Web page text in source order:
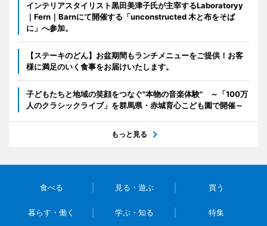
インテリアスタイリスト黒田美津子氏が主宰するLaboratoryy
｜Fern｜Barnにて開催する「unconstructed 木と布をそば
に」へ参加。
【ステーキのどん】お盆期間もランチメニューをご提供！お客
様に満足のいく食事をお届けいたします。
子どもたちと地域の笑顔をつなぐ"本物の音楽体験" ～「100万
人のクラシックライブ」を群馬県・赤城育心こども園で開催～
もっと見る
食べる 見る・遊ぶ 買う
暮らす・働く 学ぶ・知る 特集